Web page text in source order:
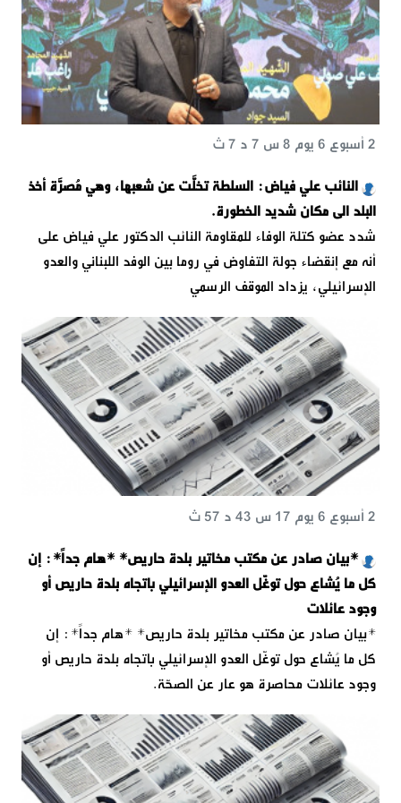
النائب علي فياض: السلطة تخلَّت عن شعبها، وهي مُصرَّة أخذ
البلد الى مكان شديد الخطورة.
2 أسبوع 6 يوم 8 س 7 د 7 ث
شدد عضو كتلة الوفاء للمقاومة النائب الدكتور علي فياض على
أنه مع إنقضاء جولة التفاوض في روما بين الوفد اللبناني والعدو
الإسرائيلي، يزداد الموقف الرسمي
*بيان صادر عن مكتب مخاتير بلدة حاريص* *هام جداً*: إن
كل ما يُشاع حول توغّل العدو الإسرائيلي باتجاه بلدة حاريص أو
وجود عائلات
2 أسبوع 6 يوم 17 س 43 د 57 ث
*بيان صادر عن مكتب مخاتير بلدة حاريص* *هام جداً*: إن
كل ما يُشاع حول توغّل العدو الإسرائيلي باتجاه بلدة حاريص أو
وجود عائلات محاصرة هو عار عن الصحّة.